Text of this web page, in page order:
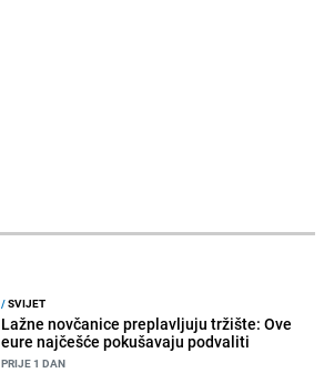
/SVIJET
Lažne novčanice preplavljuju tržište: Ove
eure najčešće pokušavaju podvaliti
PRIJE 1 DAN